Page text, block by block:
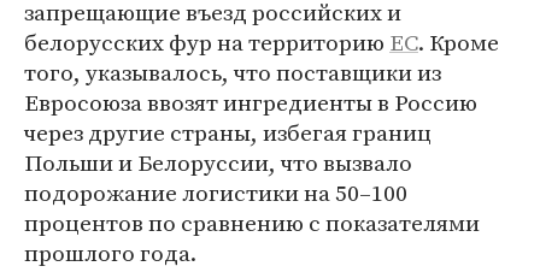
запрещающие въезд российских и
белорусских фур на территорию ЕС. Кроме
того, указывалось, что поставщики из
Евросоюза ввозят ингредиенты в Россию
через другие страны, избегая границ
Польши и Белоруссии, что вызвало
подорожание логистики на 50–100
процентов по сравнению с показателями
прошлого года.